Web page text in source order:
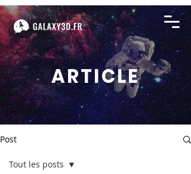
ARTICLE
Post
Tout les posts